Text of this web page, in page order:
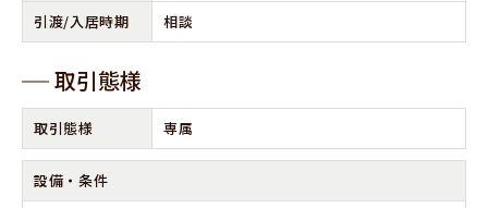
引渡/⼊居時期
相談
取引態様
取引態様 専属
設備‧条件